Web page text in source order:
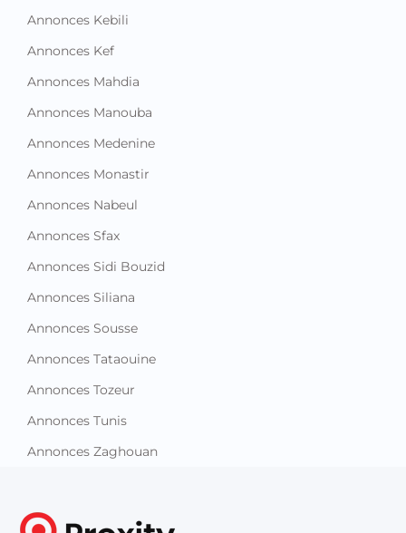
Annonces Kebili
Annonces Kef
Annonces Mahdia
Annonces Manouba
Annonces Medenine
Annonces Monastir
Annonces Nabeul
Annonces Sfax
Annonces Sidi Bouzid
Annonces Siliana
Annonces Sousse
Annonces Tataouine
Annonces Tozeur
Annonces Tunis
Annonces Zaghouan